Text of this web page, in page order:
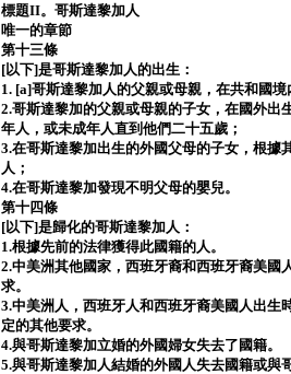
標題II。哥斯達黎加人
唯一的章節
第十三條
[以下]是哥斯達黎加人的出生：
1. [a]哥斯達黎加人的父親或母親，在共和國境
2.哥斯達黎加的父親或母親的子女，在國外
年人，或未成年人直到他們二十五歲；
3.在哥斯達黎加出生的外國父母的子女，根據
人；
4.在哥斯達黎加發現不明父母的嬰兒。
第十四條
[以下]是歸化的哥斯達黎加人：
1.根據先前的法律獲得此國籍的人。
2.中美洲其他國家，西班牙裔和西班牙裔美
求。
3.中美洲人，西班牙人和西班牙裔美國人出
定的其他要求。
4.與哥斯達黎加立婚的外國婦女失去了國籍。
5.與哥斯達黎加人結婚的外國人失去國籍或